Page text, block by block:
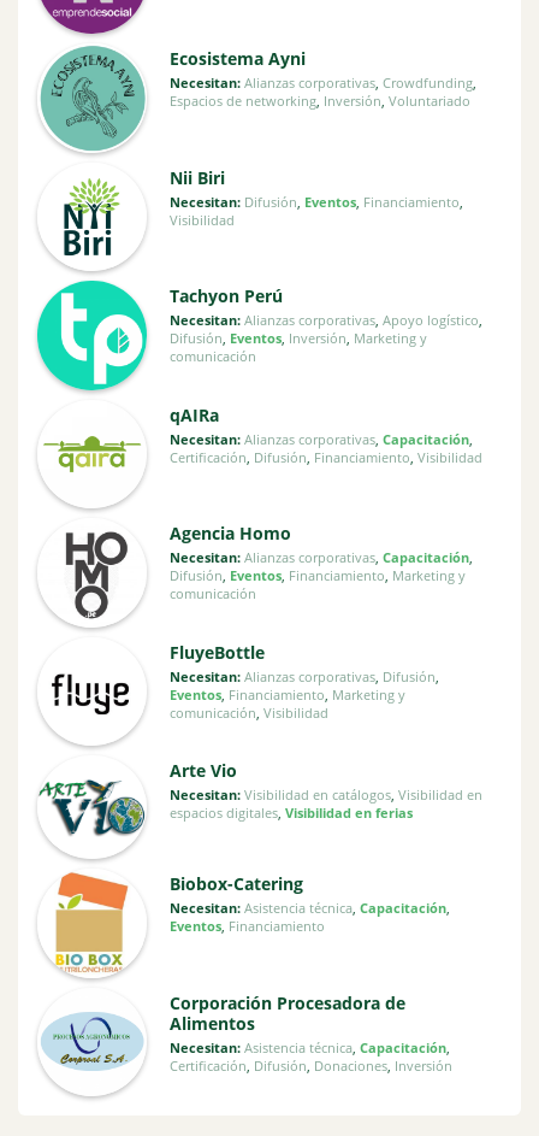
Ecosistema Ayni
Necesitan: Alianzas corporativas, Crowdfunding,
Espacios de networking, Inversión, Voluntariado
Nii Biri
Necesitan: Difusión Eventos, Financiamiento
Visibilidad
Tachyon Perú
Necesitan: Alianzas corporativas, Apoyo logístico,
Difusión, Eventos, Inversión, Marketing y
comunicación
qAIRa
Necesitan: Alianzas corporativas, Capacitación,
Certificación Difusión Financiamiento Visibilidad
Agencia Homo
Necesitan: Alianzas corporativas, Capacitación,
Difusión, Eventos, Financiamiento, Marketing y
comunicación
FluyeBottle
Necesitan: Alianzas corporativas, Difusión
Eventos, Financiamiento Marketing y
comunicación Visibilidad
Arte Vio
Necesitan: Visibilidad en catálogos, Visibilidad en
espacios digitales, Visibilidad en ferias
Biobox-Catering
Necesitan: Asistencia técnica, Capacitación,
Eventos, Financiamiento
Corporación Procesadora de
Alimentos
Necesitan: Asistencia técnica, Capacitación,
Certificación Difusión Donaciones, Inversión